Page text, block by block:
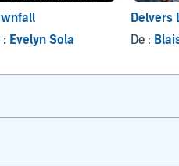
: Evelyn Sola
Delvers
De :